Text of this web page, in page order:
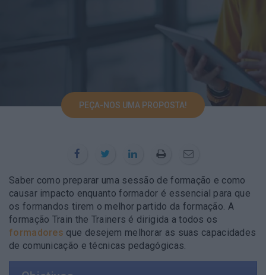
PEÇA-NOS UMA PROPOSTA!
Saber como preparar uma sessão de formação e como
causar impacto enquanto formador é essencial para que
os formandos tirem o melhor partido da formação. A
formação Train the Trainers é dirigida a todos os
formadores que desejem melhorar as suas capacidades
de comunicação e técnicas pedagógicas.